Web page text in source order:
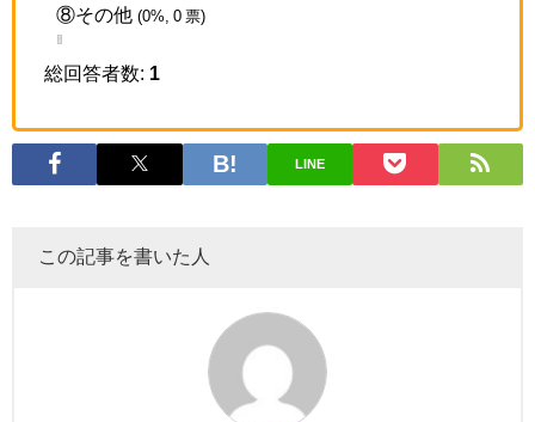
⑧その他 (0%, 0 票)
総回答者数: 1
LINE
この記事を書いた人